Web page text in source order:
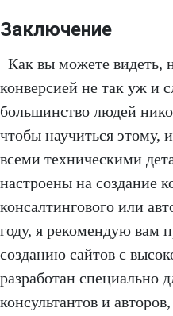
Заключение
Как вы можете видеть,
конверсией не так уж и
большинство людей
чтобы научиться этому,
всеми техническими
настроены на создание
консалтингового или
году, я рекомендую вам
созданию сайтов с
разработан специально
консультантов и